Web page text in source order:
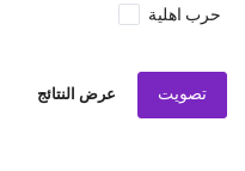
حرب اهلية
تصويت عرض النتائج